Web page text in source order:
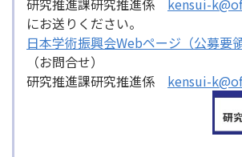
研究推進課研究推進係 kensui-
にお送りください。
日本学術振興会Webページ（公募要領
（お問合せ）
研究推進課研究推進係 kensui-